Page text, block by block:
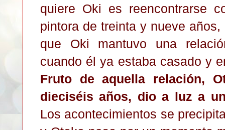
quiere Oki es reencontrarse
pintora de treinta y nueve
que Oki mantuvo una
cuando él ya estaba casado y
Fruto de aquella relación,
dieciséis años, dio a luz a
Los acontecimientos se